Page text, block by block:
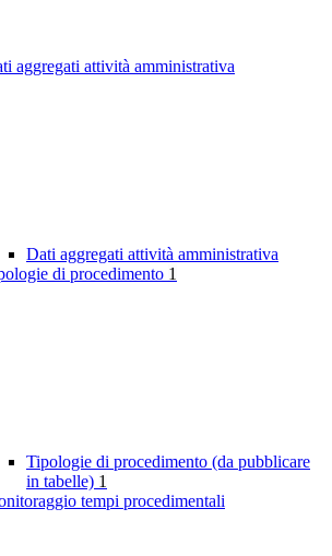
aggregati attività amministrativa
Dati aggregati attività amministrativa
di procedimento 1
Tipologie di procedimento (da pubblicare
in tabelle) 1
tempi procedimentali